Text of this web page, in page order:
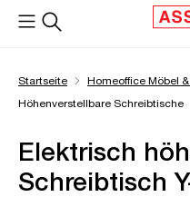
springen
Startseite Homeoffice Möbel
Höhenverstellbare Schreibtische
Elektrisch
Schreibtisch